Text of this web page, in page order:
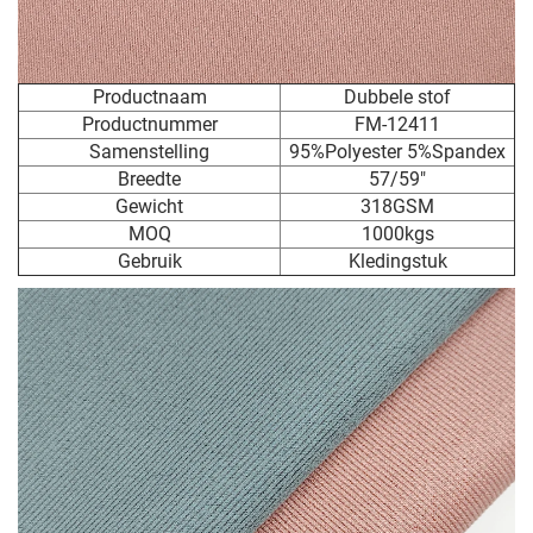
Productnaam
Dubbele stof
Productnummer
FM-12411
Samenstelling
95%Polyester 5%Spandex
Breedte
57/59"
Gewicht
318GSM
MOQ
1000kgs
Gebruik
Kledingstuk